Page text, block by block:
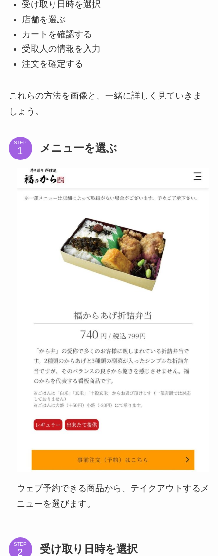
受け取り日時を選択
店舗を選ぶ
カートを確認する
受取人の情報を入力
注文を確定する
これらの方法を画像と、一緒に詳しく見ていきま
しょう。
STEP メニューを選ぶ
ウェブ予約できる商品から、テイクアウトするメ
ニューを選びます。
STEP 受け取り日時を選択